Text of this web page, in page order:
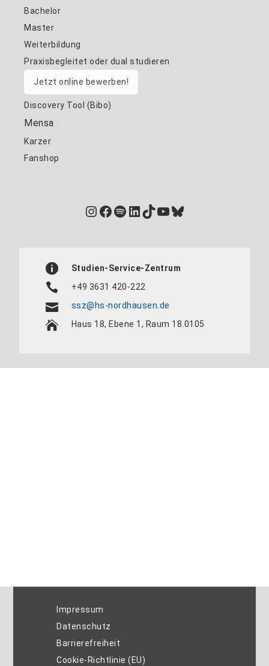
Bachelor
Master
Weiterbildung
Praxisbegleitet oder dual studieren
Jetzt online bewerben!
Discovery Tool (Bibo)
Mensa
Karzer
Fanshop
Instagram
Facebook
Spotify
LinkedIn
TikTok
YouTube
Bluesky
Studien-Service-Zentrum
+49 3631 420-222
ssz@hs-nordhausen.de
Haus 18, Ebene 1, Raum 18.0105
Impressum
Datenschutz
Barrierefreiheit
Cookie-Richtlinie (EU)